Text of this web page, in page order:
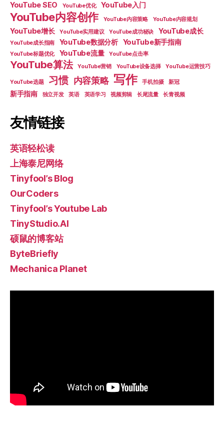
YouTube SEO YouTube优化 YouTube入门
YouTube内容创作 YouTube内容策略 YouTube内容规划
YouTube增长 YouTube实用建议 YouTube成功秘诀 YouTube成长
YouTube成长指南 YouTube数据分析 YouTube新手指南
YouTube标题优化 YouTube流量 YouTube点击率
YouTube算法 YouTube营销 YouTube设备选择 YouTube运营技巧
YouTube选题 习惯 内容策略 写作 手机拍摄 新冠
新手指南 独立开发 英语 英语学习 视频剪辑 长尾流量 长青视频
友情链接
英语轻松读
上海泰尼网络
Tinyfool’s Blog
OurCoders
Tinyfool’s Youtube Lab
TinyStudio.AI
硕鼠的博客站
ByteBriefly
Mechanica Planet